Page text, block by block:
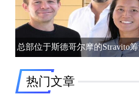
总部位于斯德哥尔摩的Stravito
热门文章